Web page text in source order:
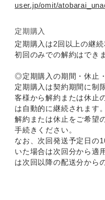
user.jp/omit/
定期購入
定期購入は2回以上の継続
初回のみでの解約はでき
◎定期購入の期間・休止
定期購入は契約期間に制
客様から解約または休止
は自動的に継続されます。
解約または休止をご希望
手続きください。
なお、次回発送予定日の
いた場合は次回分から適
は次回以降の配送分から